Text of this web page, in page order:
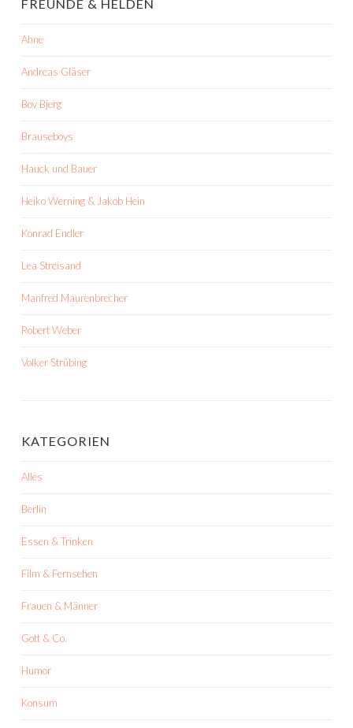
FREUNDE & HELDEN
Ahne
Andreas Gläser
Bov Bjerg
Brauseboys
Hauck und Bauer
Heiko Werning & Jakob Hein
Konrad Endler
Lea Streisand
Manfred Maurenbrecher
Robert Weber
Volker Strübing
KATEGORIEN
Alles
Berlin
Essen & Trinken
Film & Fernsehen
Frauen & Männer
Gott & Co.
Humor
Konsum